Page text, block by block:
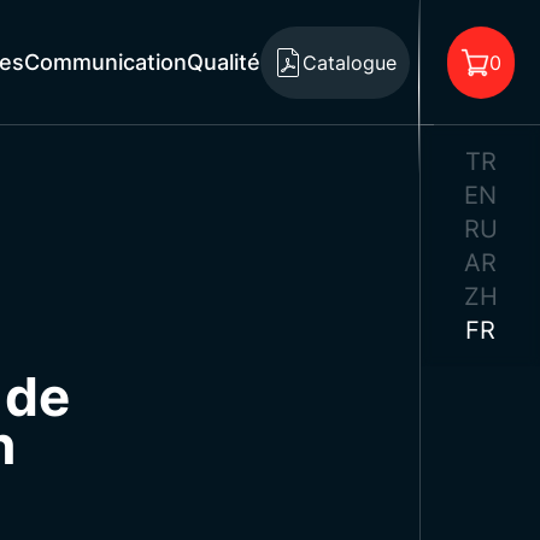
CommunicationQualité Catalogue 0
TR
EN
RU
AR
ZH
FR